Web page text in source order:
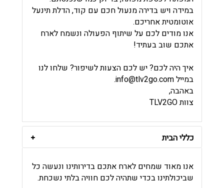
במידה ויש בדירה מנעול חכם עם קוד, הדלת תינעל
אוטומטית אחריכם.
אנו מודים לכם על שיתוף הפעולה ונשמח לארח
אתכם שוב בעתיד!
איך היה לכם? יש לכם הצעות לשיפור? שלחו לנו
במיילinfo@tlv2go.com
.
באהבה,
צוות TLV2GO
כללי הבית
אנו מאוד שמחים לארח אתכם בדירותינו ונעשה כל
שביכולתינו בכדי שתהיה לכם חוויה בלתי נשכחת.